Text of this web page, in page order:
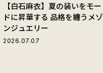
【白石麻衣】夏の装いをモー
ドに昇華する 品格を纏うメゾ
ンジュエリー
2026.07.07